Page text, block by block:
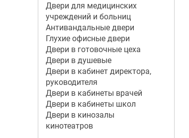
Двери для медицинских
учреждений и больниц
Антивандальные двери
Глухие офисные двери
Двери в готовочные цеха
Двери в душевые
Двери в кабинет директора,
руководителя
Двери в кабинеты врачей
Двери в кабинеты школ
Двери в кинозалы
кинотеатров